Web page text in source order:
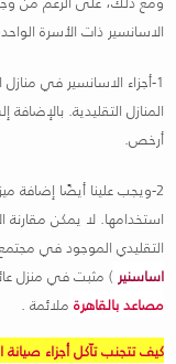
الاسانسير ذات الأسرة
1-أجزاء الاسانسير في
المنازل التقليدية.
أرخص.
2-ويجب علينا أيضًا إضافة
استخدامها. لا يمكن
التقليدي الموجود في
اساسنير ) مثبت في منزل
مصاعد بالقاهرة ملائمة .
كيف تتجنب تآكل أجزاء صيانة